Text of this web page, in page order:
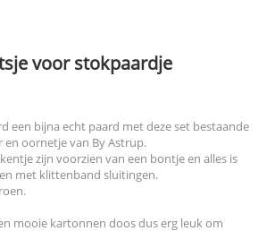
voor stokpaardje
een bijna echt paard met deze set bestaande
en oornetje van By Astrup.
zijn voorzien van een bontje en alles is
met klittenband sluitingen.
mooie kartonnen doos dus erg leuk om